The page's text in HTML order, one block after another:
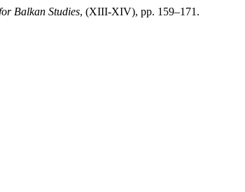
Balkan Studies, (XIII-XIV), pp. 159–171.